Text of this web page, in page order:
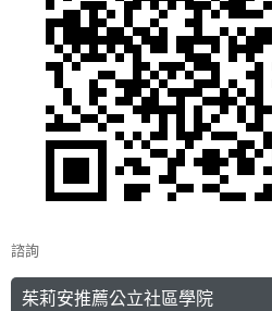
諮詢
茱莉安推薦公立社區學院